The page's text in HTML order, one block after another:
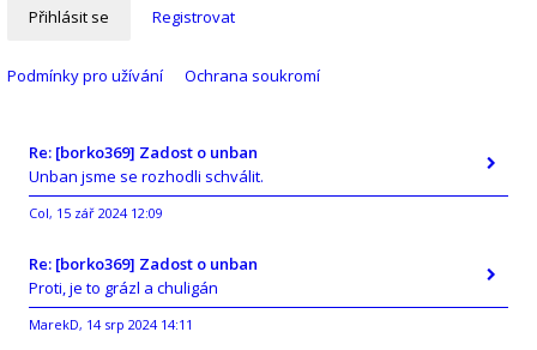
Přihlásit se Registrovat
Podmínky pro užívání Ochrana soukromí
Re: [borko369] Zadost o unban
Unban jsme se rozhodli schválit.
Col, 15 zář 2024 12:09
Re: [borko369] Zadost o unban
Proti, je to grázl a chuligán
MarekD, 14 srp 2024 14:11